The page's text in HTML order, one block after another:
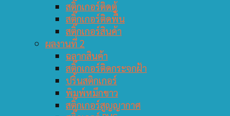
สติ๊กเกอร์ติดตู้
สติ๊กเกอร์ติดพื้น
สติ๊กเกอร์สินค้า
ผลงานที่ 2
ฉลากสินค้า
สติ๊กเกอร์ติดกระจกฝ้า
ปริ้นสติกเกอร์
พิมพ์หมึกขาว
สติ๊กเกอร์สูญญากาศ